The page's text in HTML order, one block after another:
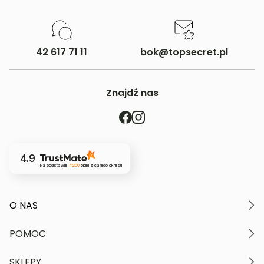
42 617 71 11 bok@topsecret.pl
Znajdź nas
4.9
Na podstawie 4200opinii z całego okresu
O NAS
Nasze wartości
POMOC